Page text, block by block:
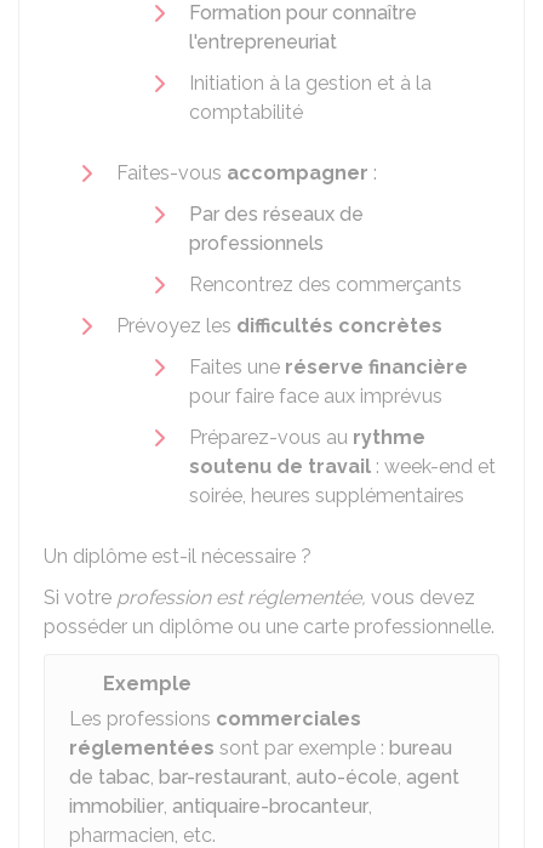
Formation pour connaître
l'entrepreneuriat
Initiation à la gestion et à la
comptabilité
Faites-vous accompagner :
Par des réseaux de
professionnels
Rencontrez des commerçants
Prévoyez les difficultés concrètes
Faites une réserve financière
pour faire face aux imprévus
Préparez-vous au rythme
soutenu de travail : week-end et
soirée, heures supplémentaires
Un diplôme est-il nécessaire ?
Si votre profession est réglementée, vous devez
posséder un diplôme ou une carte professionnelle.
Exemple
Les professions commerciales
réglementées sont par exemple : bureau
de tabac, bar-restaurant, auto-école, agent
immobilier, antiquaire-brocanteur,
pharmacien, etc.